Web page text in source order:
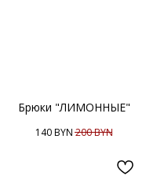
Брюки "ЛИМОННЫЕ"
140BYN 200BYN